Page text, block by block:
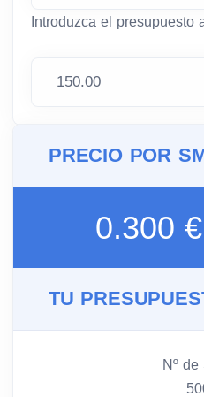
Introduzca el presupuesto
PRECIO POR
0.300
TU
Nº de